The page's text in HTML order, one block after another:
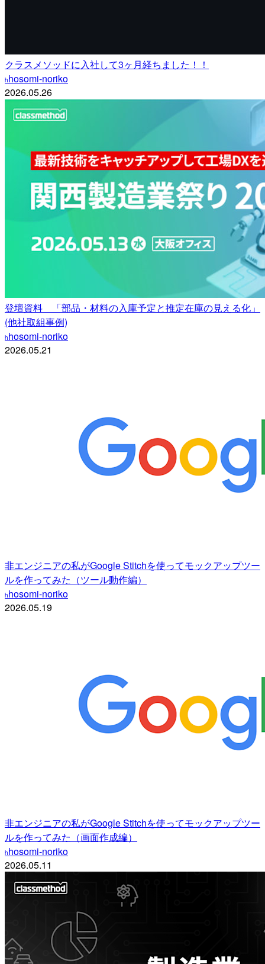
クラスメソッドに入社して3ヶ月経ちました！！
hhosomi-noriko
2026.05.26
登壇資料 「部品・材料の入庫予定と推定在庫の見える化」
(他社取組事例)
hhosomi-noriko
2026.05.21
非エンジニアの私がGoogle Stitchを使ってモックアップツー
ルを作ってみた（ツール動作編）
hhosomi-noriko
2026.05.19
非エンジニアの私がGoogle Stitchを使ってモックアップツー
ルを作ってみた（画面作成編）
hhosomi-noriko
2026.05.11